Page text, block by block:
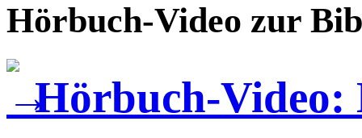
Hörbuch-Video zur
Hörbuch-Video: